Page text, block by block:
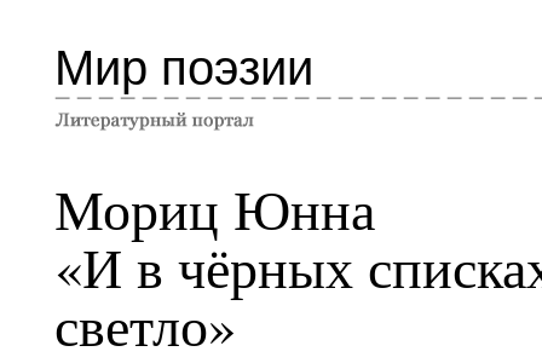
Мир поэзии
Мориц Юнна
«И в чёрных
светло»